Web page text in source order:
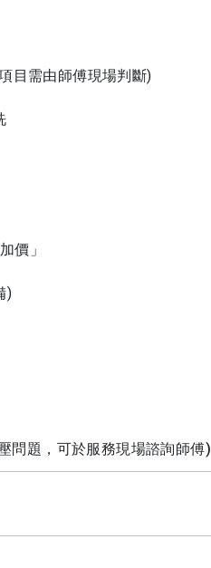
目需由師傅現場判斷)
價」
)
問題，可於服務現場諮詢師傅)